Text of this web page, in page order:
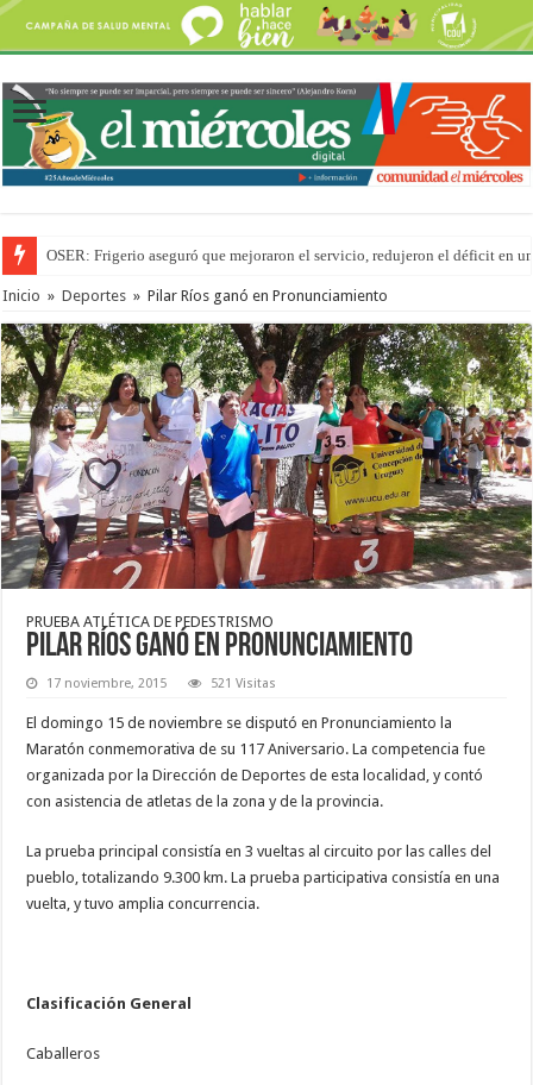
OSER: Frigerio aseguró que mejoraron el servicio, redujeron el déficit en
La Justicia suspende los ultraprocesados en las viandas escolares de Entre
Inicio » Deportes » Pilar Ríos ganó en Pronunciamiento
PRUEBA ATLÉTICA DE PEDESTRISMO
Pilar Ríos ganó en Pronunciamiento
17 noviembre, 2015 521 Visitas
El domingo 15 de noviembre se disputó en Pronunciamiento la
Maratón conmemorativa de su 117 Aniversario. La competencia fue
organizada por la Dirección de Deportes de esta localidad, y contó
con asistencia de atletas de la zona y de la provincia.
La prueba principal consistía en 3 vueltas al circuito por las calles del
pueblo, totalizando 9.300 km. La prueba participativa consistía en una
vuelta, y tuvo amplia concurrencia.
Clasificación General
Caballeros